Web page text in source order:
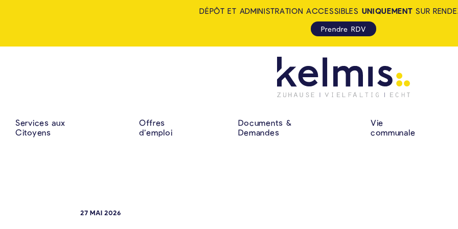
KELMIS - LA
NAVIGATION
Services aux
Citoyens
Offres
d’emploi
Documents &
Demandes
Vie
communale
DÉPÔT ET ADMINISTRATION ACCESSIBLES UNIQUEMENT SUR
Prendre RDV
27 MAI 2026